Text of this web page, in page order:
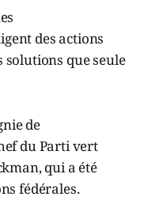
des actions
solutions que seule
de
du Parti vert
qui a été
fédérales.